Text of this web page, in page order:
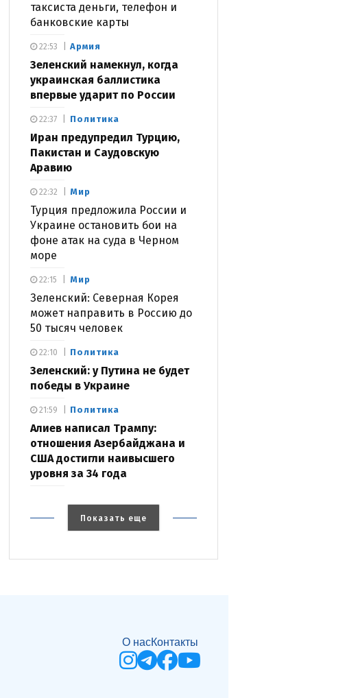
таксиста деньги, телефон и
банковские карты
Армия
Зеленский намекнул, когда
украинская баллистика
впервые ударит по России
22:53
Политика
Иран предупредил Турцию,
Пакистан и Саудовскую
Аравию
22:37
Мир
Турция предложила России и
Украине остановить бои на
фоне атак на суда в Черном
море
22:32
Мир
Зеленский: Северная Корея
может направить в Россию до
50 тысяч человек
22:15
Политика
Зеленский: у Путина не будет
победы в Украине
22:10
Политика
Алиев написал Трампу:
отношения Азербайджана и
США достигли наивысшего
уровня за 34 года
21:59
Показать еще
О насКонтакты